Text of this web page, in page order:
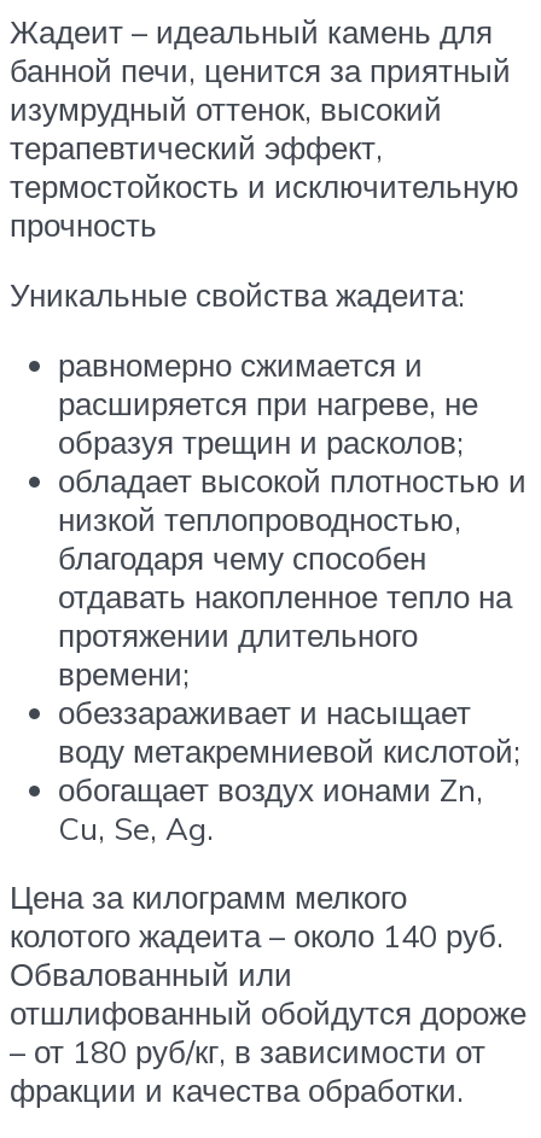
Жадеит – идеальный камень для
банной печи, ценится за приятный
изумрудный оттенок, высокий
терапевтический эффект,
термостойкость и исключительную
прочность
Уникальные свойства жадеита:
равномерно сжимается и
расширяется при нагреве, не
образуя трещин и расколов;
обладает высокой плотностью и
низкой теплопроводностью,
благодаря чему способен
отдавать накопленное тепло на
протяжении длительного
времени;
обеззараживает и насыщает
воду метакремниевой кислотой;
обогащает воздух ионами Zn,
Cu, Se, Ag.
Цена за килограмм мелкого
колотого жадеита – около 140 руб.
Обвалованный или
отшлифованный обойдутся дороже
– от 180 руб/кг, в зависимости от
фракции и качества обработки.